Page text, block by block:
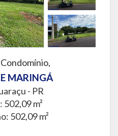
MARINGÁ
- PR
m²
502,09 m²